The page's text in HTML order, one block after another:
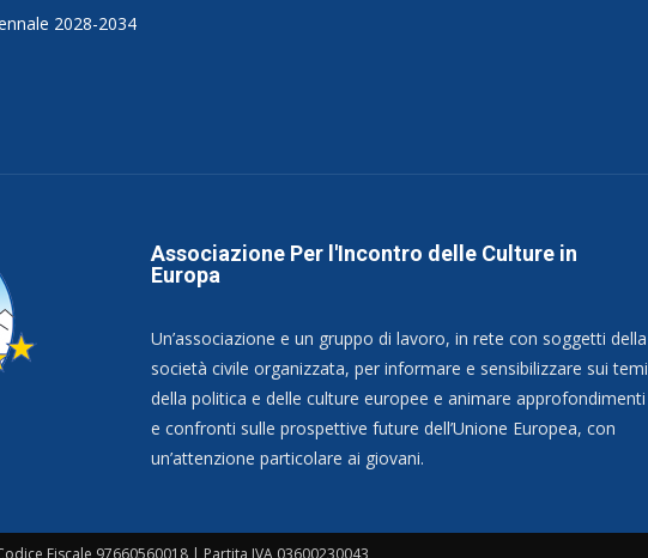
2028-2034
Associazione Per l'Incontro delle Culture in
Europa
Un’associazione e un gruppo di lavoro, in rete con soggetti della
società civile organizzata, per informare e sensibilizzare sui temi
della politica e delle culture europee e animare approfondimenti
e confronti sulle prospettive future dell’Unione Europea, con
un’attenzione particolare ai giovani.
Fiscale 97660560018 | Partita IVA 03600230043